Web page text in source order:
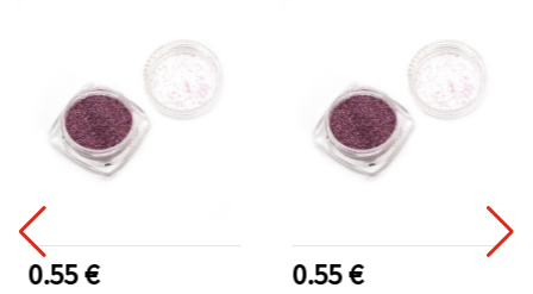
0.55 € 0.55 €